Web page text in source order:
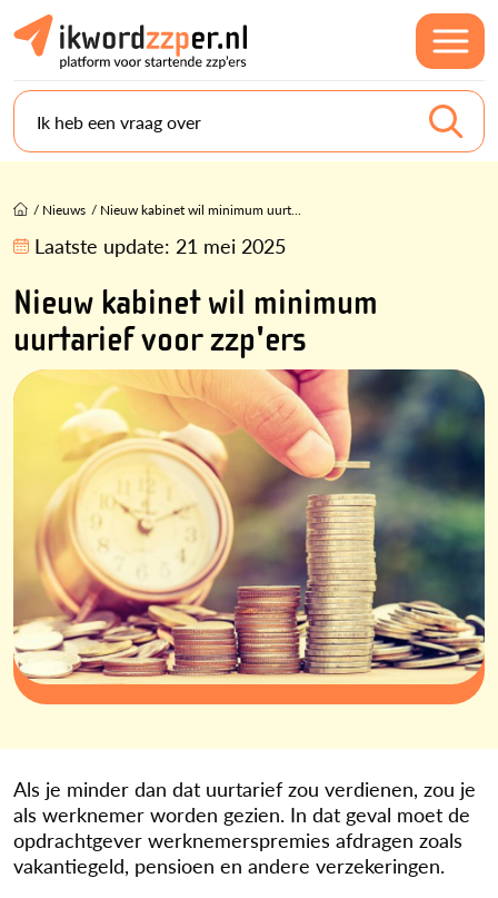
Ik heb een vraag over
/ Nieuws / Nieuw kabinet wil minimum uurt...
Laatste update: 21 mei 2025
Nieuw kabinet wil minimum
uurtarief voor zzp'ers
Als je minder dan dat uurtarief zou verdienen, zou je
als werknemer worden gezien. In dat geval moet de
opdrachtgever werknemerspremies afdragen zoals
vakantiegeld, pensioen en andere verzekeringen.